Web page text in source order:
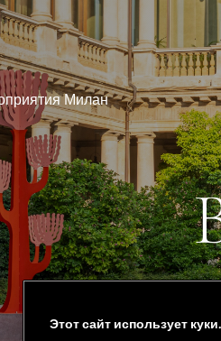
Милан
Этот сайт использует куки.